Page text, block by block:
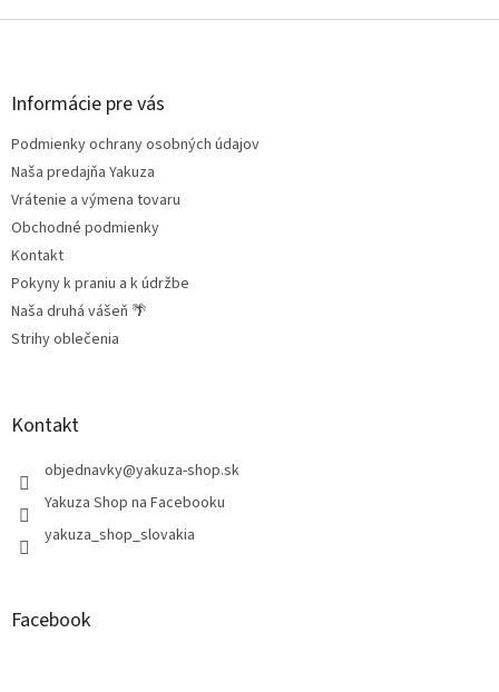
Z
Informácie pre vás
Podmienky ochrany osobných údajov
Naša predajňa Yakuza
Vrátenie a výmena tovaru
Obchodné podmienky
Kontakt
Pokyny k praniu a k údržbe
Naša druhá vášeň 🌴
Strihy oblečenia
Kontakt
objednavky@yakuza-shop.sk
Yakuza Shop na Facebooku
yakuza_shop_slovakia
Facebook